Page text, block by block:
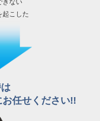
きない
こした
任せください!!